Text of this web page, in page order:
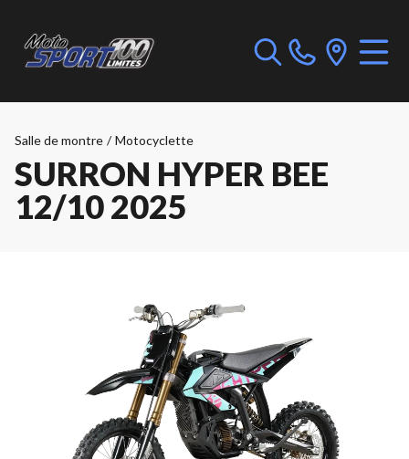
Salle de montre / Motocyclette
SURRON HYPER BEE
12/10 2025